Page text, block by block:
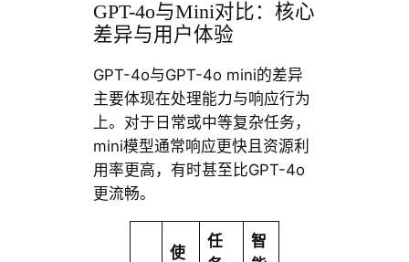
GPT-4o与Mini对比：核心
差异与用户体验
GPT-4o与GPT-4o mini的差异
主要体现在处理能力与响应行为
上。对于日常或中等复杂任务，
mini模型通常响应更快且资源利
用率更高，有时甚至比GPT-4o
更流畅。
使
任
智